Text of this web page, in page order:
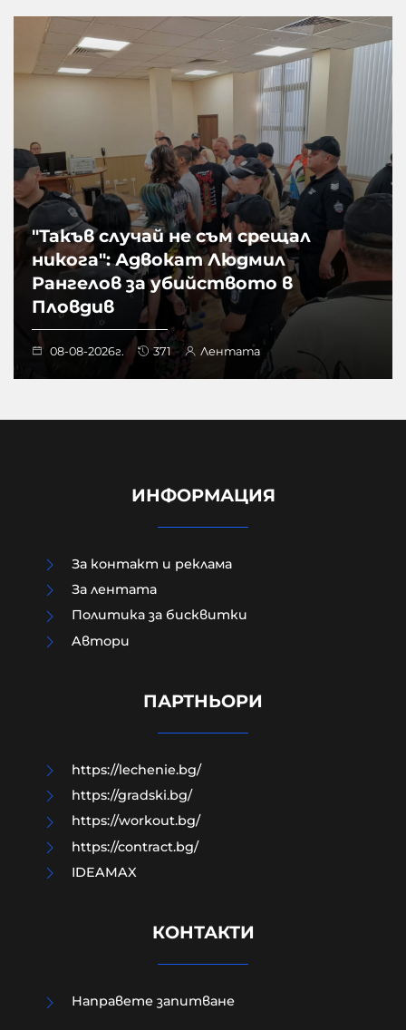
"Такъв случай не съм срещал
никога": Адвокат Людмил
Рангелов за убийството в
Пловдив
08-08-2026г. 371 Лентата
прости стъпки?
ИНФОРМАЦИЯ
За контакт и реклама
За лентата
Политика за бисквитки
Aвтори
ПАРТНЬОРИ
https://lechenie.bg/
https://gradski.bg/
https://workout.bg/
https://contract.bg/
IDEAMAX
КОНТАКТИ
Направете запитване